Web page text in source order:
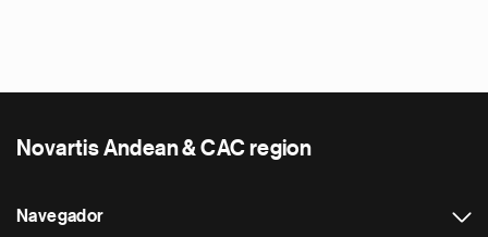
Novartis Andean & CAC region
Navegador